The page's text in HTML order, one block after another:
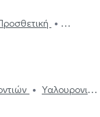
ρητίνης
Όψεις
Υαλουρονικό